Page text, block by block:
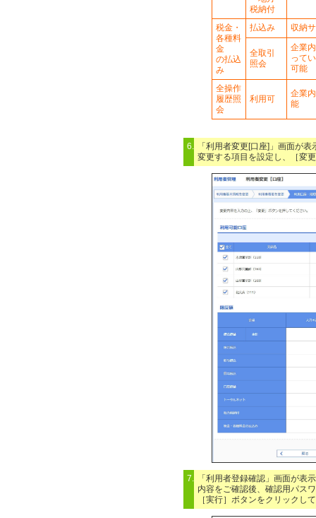
税納付
税金・
各種料
金
の払込
み
払込み 収納
全取引
照会
企業
って
可能
全操作
履歴照
会
利用可
企業
能
6.
「利用者変更[口座]」画面が表
変更する項目を設定し、［変
7.
「利用者登録確認」画面が表
内容をご確認後、確認用パス
［実行］ボタンをクリックし